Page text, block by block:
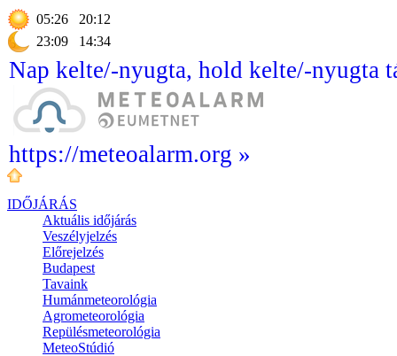
05:26
20:12
23:09
14:34
Nap kelte/-nyugta, hold kelte/-nyugta
https://meteoalarm.org »
IDŐJÁRÁS
Aktuális időjárás
Veszélyjelzés
Előrejelzés
Budapest
Tavaink
Humánmeteorológia
Agrometeorológia
Repülésmeteorológia
MeteoStúdió